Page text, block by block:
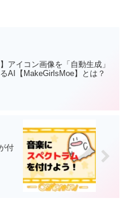
】アイコン画像を「自動生成」
AI【MakeGirlsMoe】とは？
付